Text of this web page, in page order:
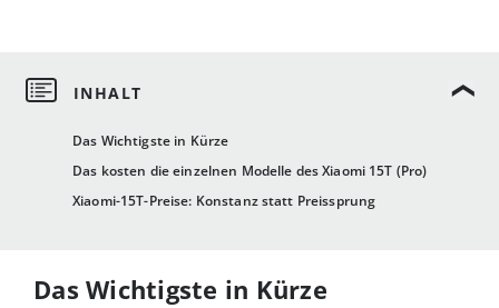
Das Wichtigste in Kürze
Das kosten die einzelnen Modelle des Xiaomi 15T (Pro)
Xiaomi-15T-Preise: Konstanz statt Preissprung
Das Wichtigste in Kürze